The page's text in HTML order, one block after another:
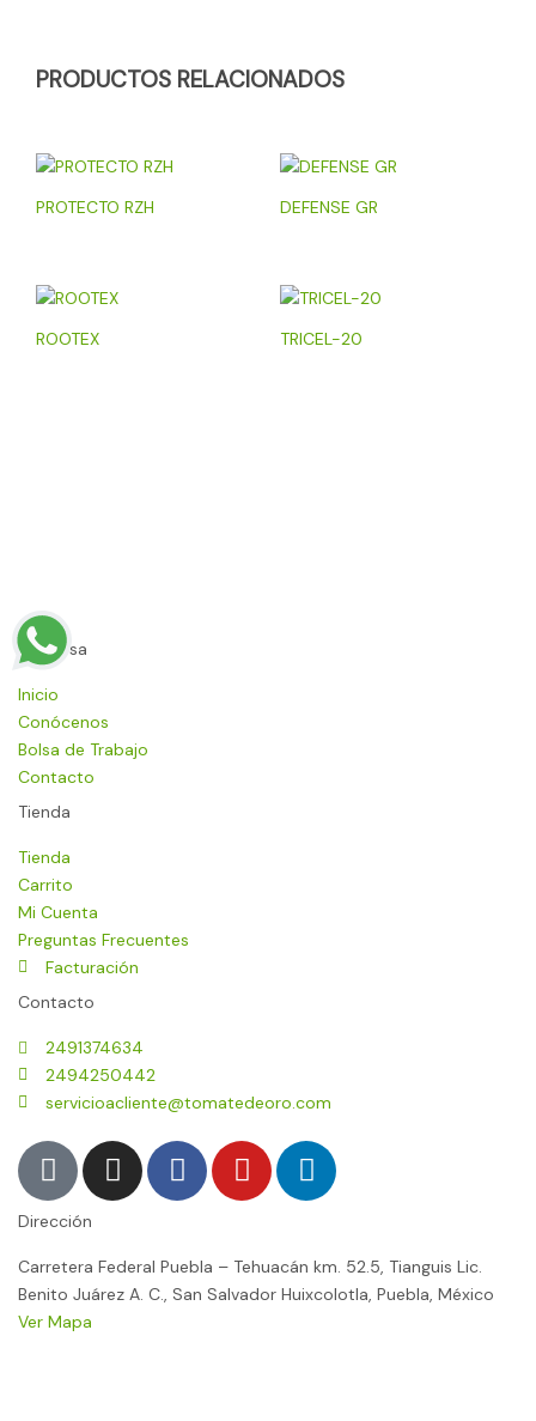
PRODUCTOS RELACIONADOS
PROTECTO RZH DEFENSE GR
ROOTEX TRICEL-20
Empresa
Inicio
Conócenos
Bolsa de Trabajo
Contacto
Tienda
Tienda
Carrito
Mi Cuenta
Preguntas Frecuentes
Facturación
Contacto
2491374634
2494250442
servicioacliente@tomatedeoro.com
T
i
k
o
k
I
n
s
a
g
F
a
c
b
o
Y
o
u
u
b
L
i
n
e
d
Dirección
Carretera Federal Puebla – Tehuacán km. 52.5, Tianguis Lic.
Benito Juárez A. C., San Salvador Huixcolotla, Puebla, México
Ver Mapa